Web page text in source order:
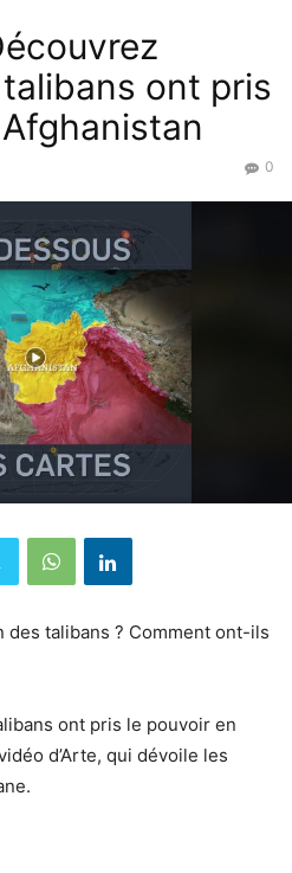
ont pris
0
des talibans ? Comment ont-ils
ont pris le pouvoir en
d’Arte, qui dévoile les